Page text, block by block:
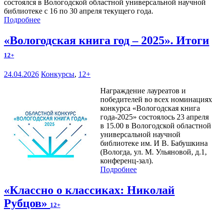
состоялся в Вологодской областной универсальной научной
библиотеке с 16 по 30 апреля текущего года.
Подробнее
«Вологодская книга год – 2025». Итоги
12+
24.04.2026 Конкурсы, 12+
Награждение лауреатов и
победителей во всех номинациях
конкурса «Вологодская книга
года-2025» состоялось 23 апреля
в 15.00 в Вологодской областной
универсальной научной
библиотеке им. И В. Бабушкина
(Вологда, ул. М. Ульяновой, д.1,
конференц-зал).
Подробнее
«Классно о классиках: Николай
Рубцов» 12+